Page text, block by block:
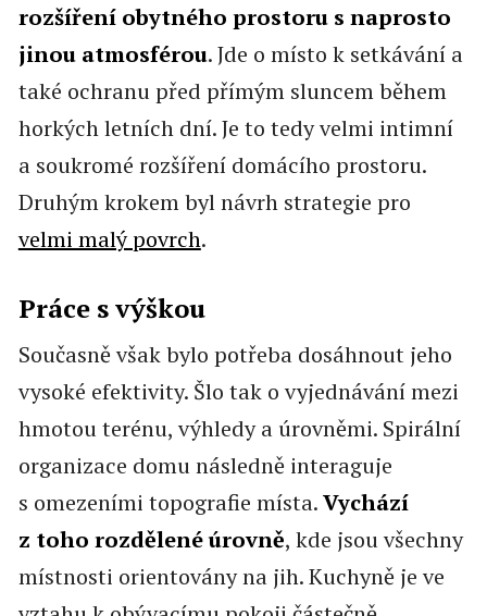
rozšíření obytného prostoru s naprosto
jinou atmosférou. Jde o místo k setkávání a
také ochranu před přímým sluncem během
horkých letních dní. Je to tedy velmi intimní
a soukromé rozšíření domácího prostoru.
Druhým krokem byl návrh strategie pro
velmi malý povrch.
Práce s výškou
Současně však bylo potřeba dosáhnout jeho
vysoké efektivity. Šlo tak o vyjednávání mezi
hmotou terénu, výhledy a úrovněmi. Spirální
organizace domu následně interaguje
s omezeními topografie místa.Vychází
z toho rozdělené úrovně, kde jsou všechny
místnosti orientovány na jih. Kuchyně je ve